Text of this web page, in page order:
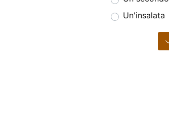
Un'insalata